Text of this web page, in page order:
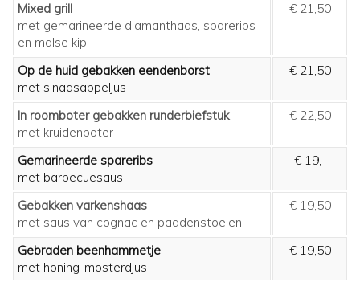
Mixed grill
met gemarineerde diamanthaas, spareribs
en malse kip
€ 21,50
Op de huid gebakken eendenborst
met sinaasappeljus
€ 21,50
In roomboter gebakken runderbiefstuk
met kruidenboter
€ 22,50
Gemarineerde spareribs
met barbecuesaus
€ 19,-
Gebakken varkenshaas
met saus van cognac en paddenstoelen
€ 19,50
Gebraden beenhammetje
met honing-mosterdjus
€ 19,50